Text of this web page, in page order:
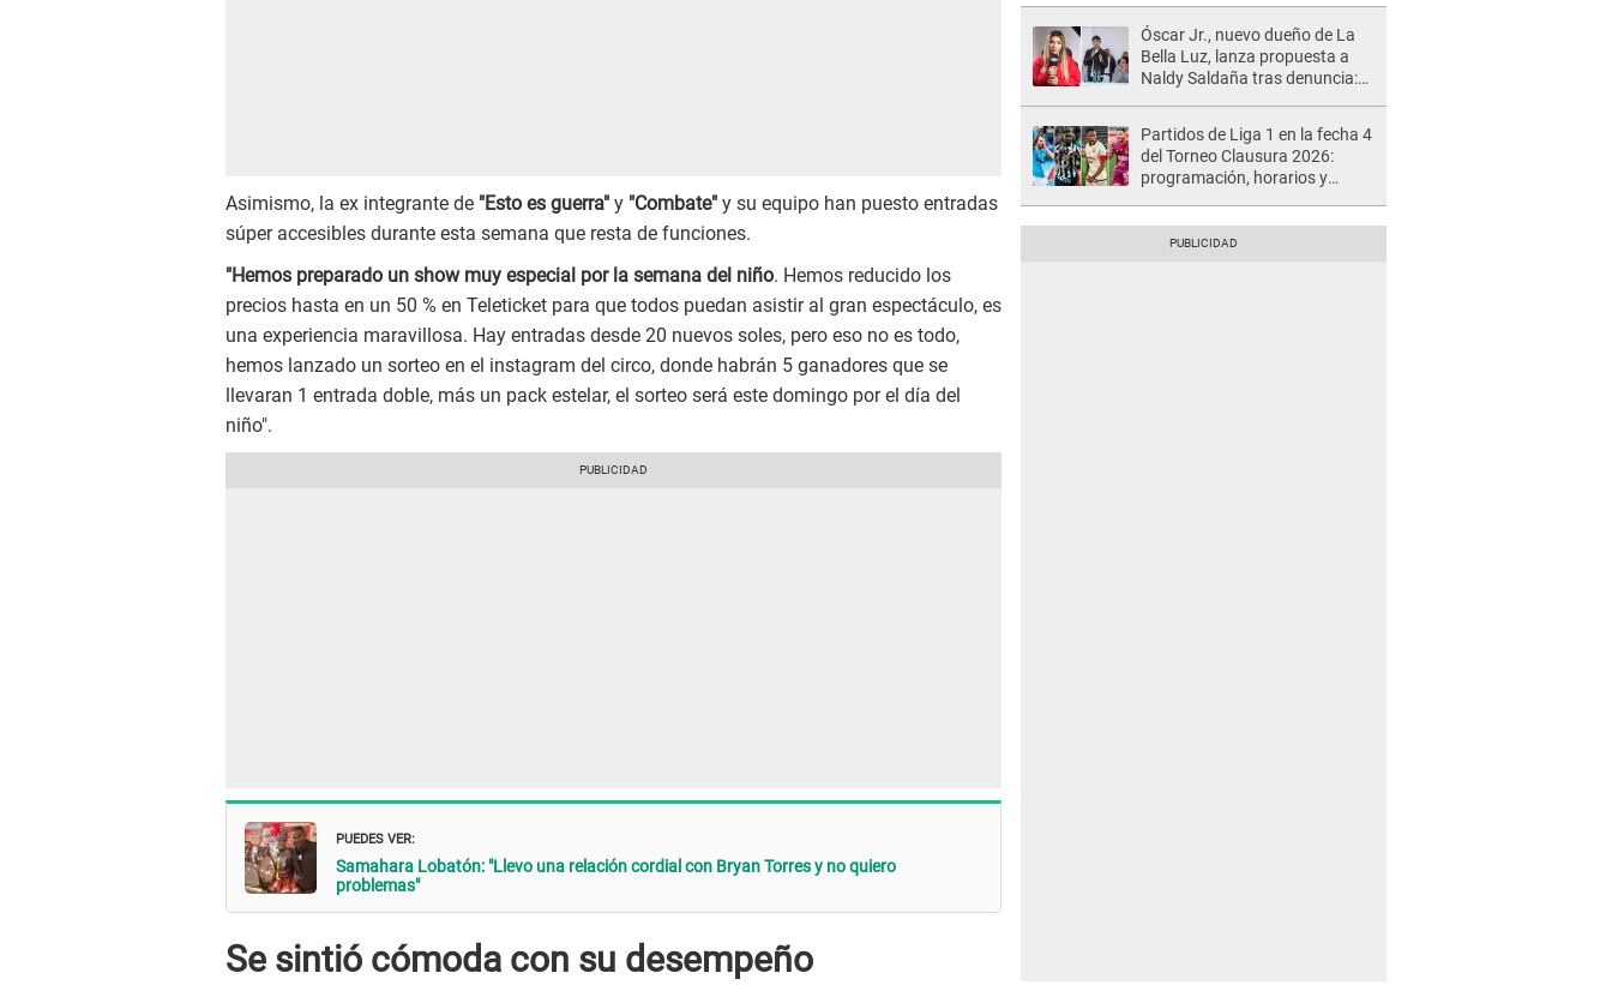
Asimismo, la ex integrante de "Esto es guerra" y "Combate" y su equipo han puesto entradas
súper accesibles durante esta semana que resta de funciones.
"Hemos preparado un show muy especial por la semana del niño. Hemos reducido los
precios hasta en un 50 % en Teleticket para que todos puedan asistir al gran espectáculo, es
una experiencia maravillosa. Hay entradas desde 20 nuevos soles, pero eso no es todo,
hemos lanzado un sorteo en el instagram del circo, donde habrán 5 ganadores que se
llevaran 1 entrada doble, más un pack estelar, el sorteo será este domingo por el día del
niño".
PUEDES VER:
Samahara Lobatón: "Llevo una relación cordial con Bryan Torres y no quiero
problemas"
Se sintió cómoda con su desempeño
Óscar Jr., nuevo dueño de La
Bella Luz, lanza propuesta a
Naldy Saldaña tras denuncia:
Partidos de Liga 1 en la fecha 4
del Torneo Clausura 2026:
programación, horarios y